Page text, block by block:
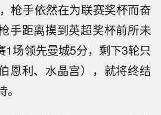
枪手依然在为联赛奖杯而奋
手距离摸到英超奖杯前所未
1场领先曼城5分，剩下3轮只
恩利、水晶宫），就将终结